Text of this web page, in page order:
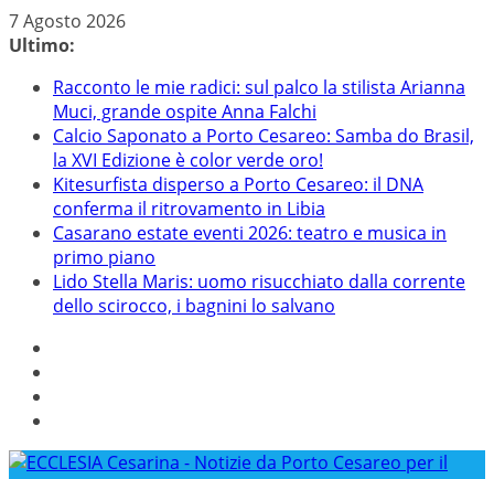
Salta
al
7 Agosto 2026
Ultimo:
Racconto le mie radici: sul palco la stilista Arianna
Muci, grande ospite Anna Falchi
Calcio Saponato a Porto Cesareo: Samba do Brasil,
la XVI Edizione è color verde oro!
Kitesurfista disperso a Porto Cesareo: il DNA
conferma il ritrovamento in Libia
Casarano estate eventi 2026: teatro e musica in
primo piano
Lido Stella Maris: uomo risucchiato dalla corrente
dello scirocco, i bagnini lo salvano